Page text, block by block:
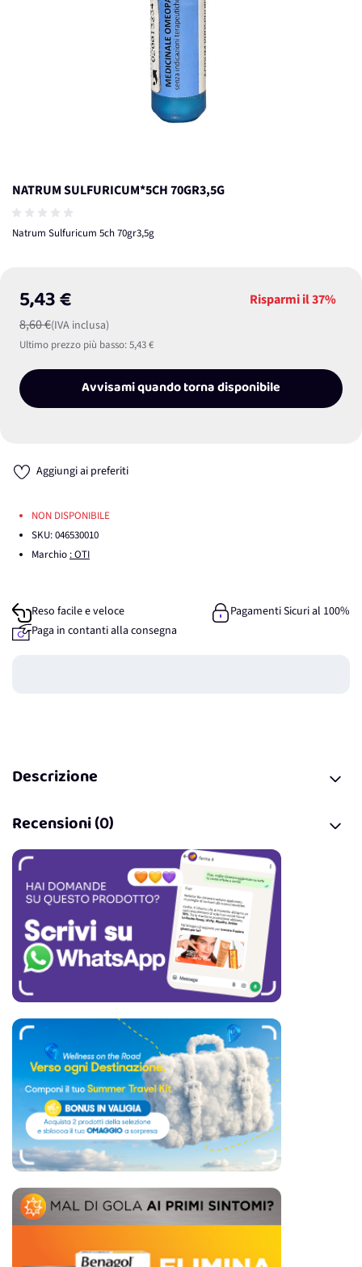
NATRUM SULFURICUM*5CH 70GR3,5G
Natrum Sulfuricum 5ch 70gr3,5g
5,43 €
8,60 €(IVA inclusa)
Risparmi il37%
Ultimo prezzo più basso:5,43 €
Avvisami quando torna disponibile
Aggiungi ai preferiti
NON DISPONIBILE
SKU:046530010
Marchio : OTI
Reso facile e veloce
Pagamenti Sicuri al 100%
Paga in contanti alla consegna
Descrizione
Recensioni (0)